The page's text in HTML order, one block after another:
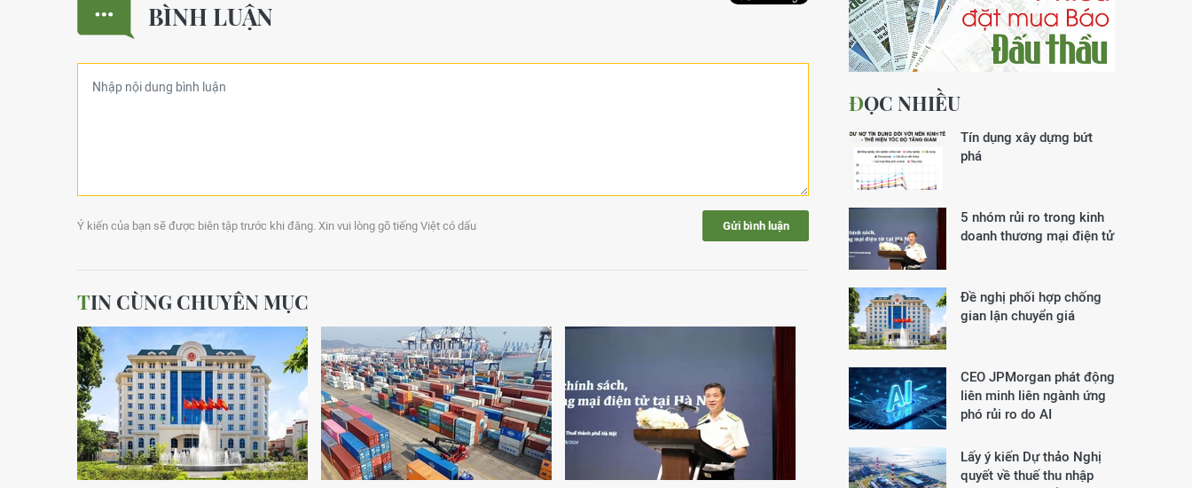
BÌNH LUẬN
Ý kiến của bạn sẽ được biên tập trước khi đăng. Xin vui lòng gõ tiếng Việt có dấu Gửi bình luận
TIN CÙNG CHUYÊN MỤC
ĐỌC NHIỀU
Tín dụng xây dựng bứt
phá
5 nhóm rủi ro trong kinh
doanh thương mại điện tử
Đề nghị phối hợp chống
gian lận chuyển giá
CEO JPMorgan phát động
liên minh liên ngành ứng
phó rủi ro do AI
Lấy ý kiến Dự thảo Nghị
quyết về thuế thu nhập